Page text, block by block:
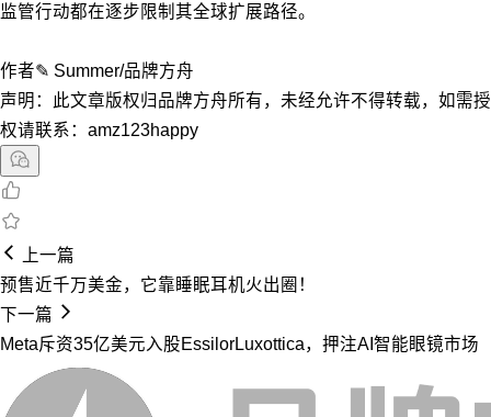
监管行动都在逐步限制其全球扩展路径。
作者✎ Summer/品牌方舟
声明：此文章版权归品牌方舟所有，未经允许不得转载，如需授
权请联系：amz123happy
上一篇
预售近千万美金，它靠睡眠耳机火出圈！
下一篇
Meta斥资35亿美元入股EssilorLuxottica，押注AI智能眼镜市场